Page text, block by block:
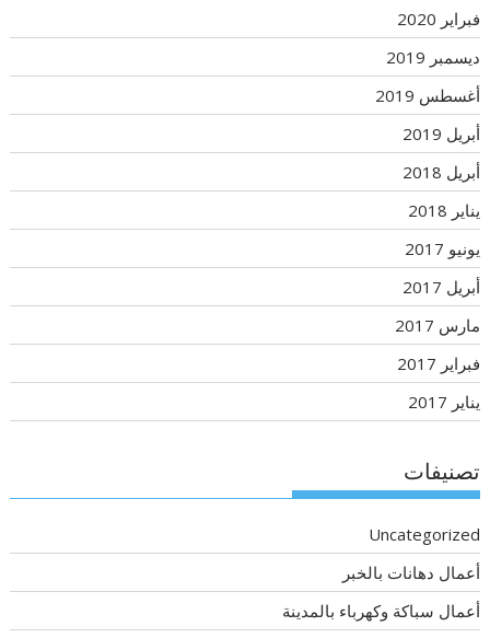
فبراير 2020
ديسمبر 2019
أغسطس 2019
أبريل 2019
أبريل 2018
يناير 2018
يونيو 2017
أبريل 2017
مارس 2017
فبراير 2017
يناير 2017
تصنيفات
Uncategorized
أعمال دهانات بالخبر
أعمال سباكة وكهرباء بالمدينة